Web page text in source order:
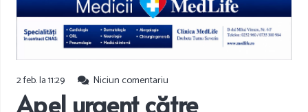
2 feb. la 11:29 Niciun comentariu
Apel urgent către